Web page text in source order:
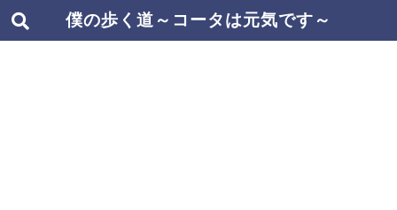
僕の歩く道～コータは元気です～